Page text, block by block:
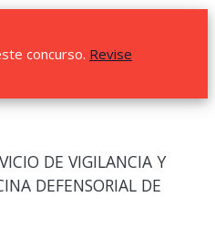
concurso. Revise
DE VIGILANCIA Y
DEFENSORIAL DE